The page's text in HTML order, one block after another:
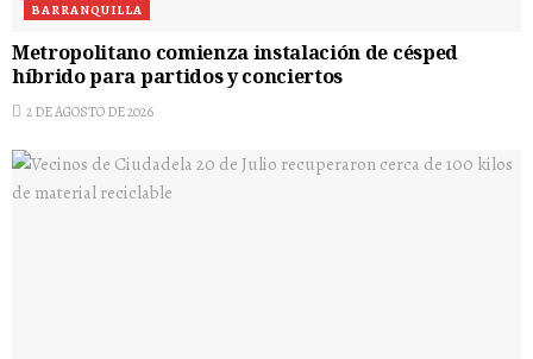
BARRANQUILLA
Metropolitano comienza instalación de césped
híbrido para partidos y conciertos
2 DE AGOSTO DE 2026